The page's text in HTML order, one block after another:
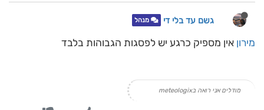
גשם עד בלי די מנהל
מירון אין מספיק כרגע יש לפסגות הגבוהות בלבד
מודלים אני רואה בmeteologix